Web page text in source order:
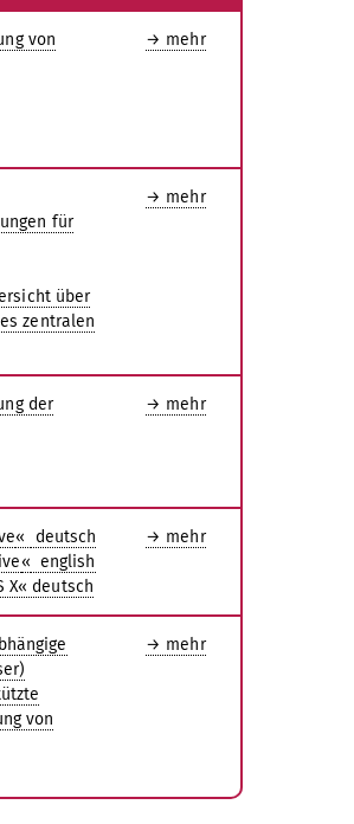
von
→ mehr
für
über
zentralen
→ mehr
der
→ mehr
«
deutsch
« english
X« deutsch
→ mehr
von
→ mehr